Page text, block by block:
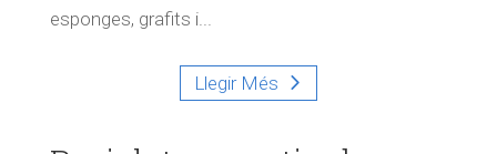
esponges, grafits i...
Llegir Més